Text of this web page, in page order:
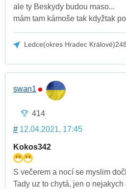
ale ty Beskydy budou maso...
mám tam kámoše tak kdyžtak
Ledce(okres Hradec
swan1
414
# 12.04.2021, 17:45
Kokos342
S večerem a nocí se myslim
Tady uz to chytá, jen o nejakych